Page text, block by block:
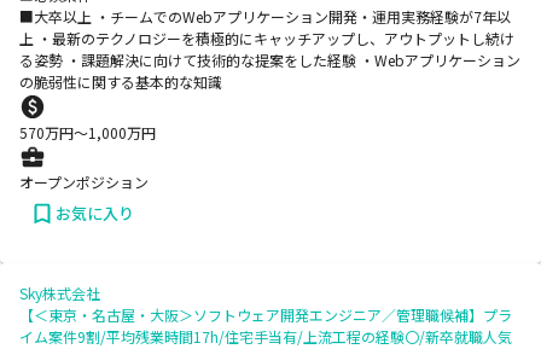
■大卒以上 ・チームでのWebアプリケーション開発・運用実務経験が7年以
上 ・最新のテクノロジーを積極的にキャッチアップし、アウトプットし続け
る姿勢 ・課題解決に向けて技術的な提案をした経験 ・Webアプリケーション
の脆弱性に関する基本的な知識
570万円〜1,000万円
オープンポジション
お気に入り
Sky株式会社
【＜東京・名古屋・大阪＞ソフトウェア開発エンジニア／管理職候補】プラ
イム案件9割/平均残業時間17h/住宅手当有/上流工程の経験〇/新卒就職人気